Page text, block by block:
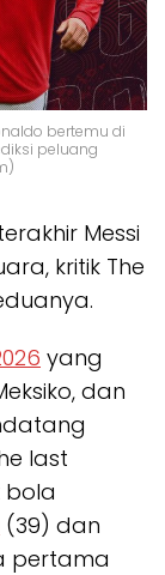
bertemu di
peluang
Messi
kritik The
yang
dan
last
bola
(39) dan
pertama